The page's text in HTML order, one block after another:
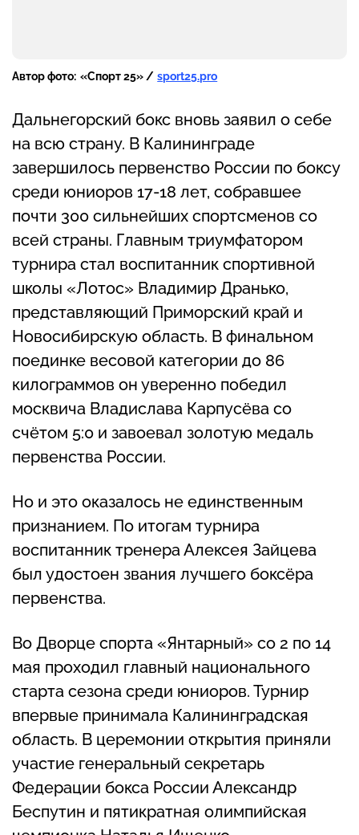
Автор фото: «Спорт 25» / sport25.pro
Дальнегорский бокс вновь заявил о себе
на всю страну. В Калининграде
завершилось первенство России по боксу
среди юниоров 17-18 лет, собравшее
почти 300 сильнейших спортсменов со
всей страны. Главным триумфатором
турнира стал воспитанник спортивной
школы «Лотос» Владимир Дранько,
представляющий Приморский край и
Новосибирскую область. В финальном
поединке весовой категории до 86
килограммов он уверенно победил
москвича Владислава Карпусёва со
счётом 5:0 и завоевал золотую медаль
первенства России.
Но и это оказалось не единственным
признанием. По итогам турнира
воспитанник тренера Алексея Зайцева
был удостоен звания лучшего боксёра
первенства.
Во Дворце спорта «Янтарный» со 2 по 14
мая проходил главный национального
старта сезона среди юниоров. Турнир
впервые принимала Калининградская
область. В церемонии открытия приняли
участие генеральный секретарь
Федерации бокса России Александр
Беспутин и пятикратная олимпийская